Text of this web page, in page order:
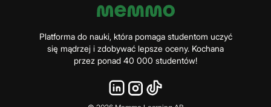
Platforma do nauki, która pomaga studentom uczyć
się mądrzej i zdobywać lepsze oceny. Kochana
przez ponad 40 000 studentów!